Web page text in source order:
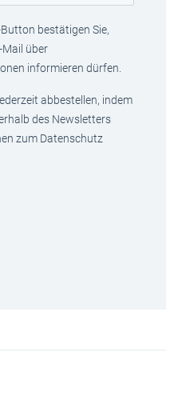
bestätigen Sie,
Mail über
informieren dürfen.
abbestellen, indem
des Newsletters
zum Datenschutz